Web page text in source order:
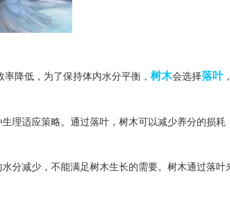
降低，为了保持体内水分平衡， 树木会选择落叶
理适应策略。通过落叶，树木可以减少养分的损耗
分减少，不能满足树木生长的需要。树木通过落叶